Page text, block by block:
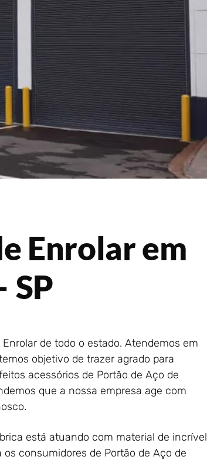
Enrolar em
SP
de todo o estado. Atendemos em
objetivo de trazer agrado para
acessórios de Portão de Aço de
que a nossa empresa age com
está atuando com material de incrível
consumidores de Portão de Aço de